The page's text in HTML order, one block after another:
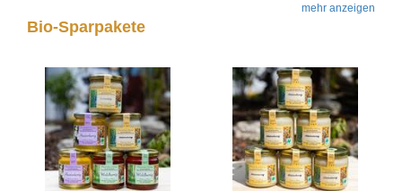
mehr anzeigen
Bio-Sparpakete